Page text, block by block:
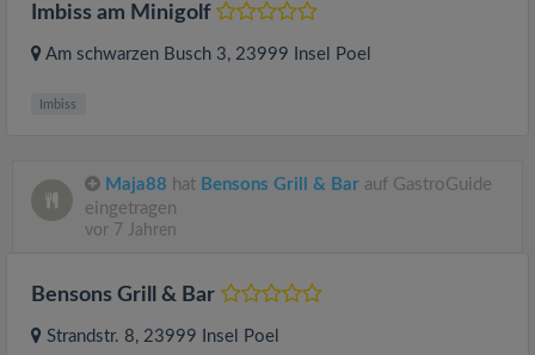
Imbiss am Minigolf
Am schwarzen Busch 3, 23999 Insel Poel
Imbiss
Maja88 hat Bensons Grill & Bar auf GastroGuide
eingetragen
vor 7 Jahren
Bensons Grill & Bar
Strandstr. 8, 23999 Insel Poel